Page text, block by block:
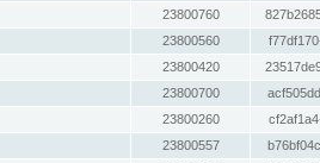
23800760
23800560
23800420
23800700
23800260
23800557